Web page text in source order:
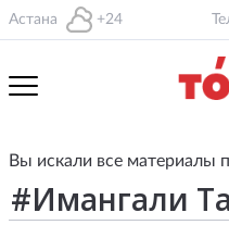
Астана +24
Вы искали все материалы